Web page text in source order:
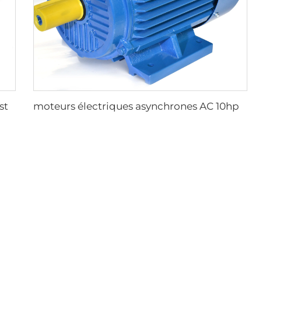
Fabricant de moteurs asynchrones industriels AC YE4-80M1-4 0.75kw 1hp IE4 triphasés classe IE4, moteurs électriques triphasés 3 phases